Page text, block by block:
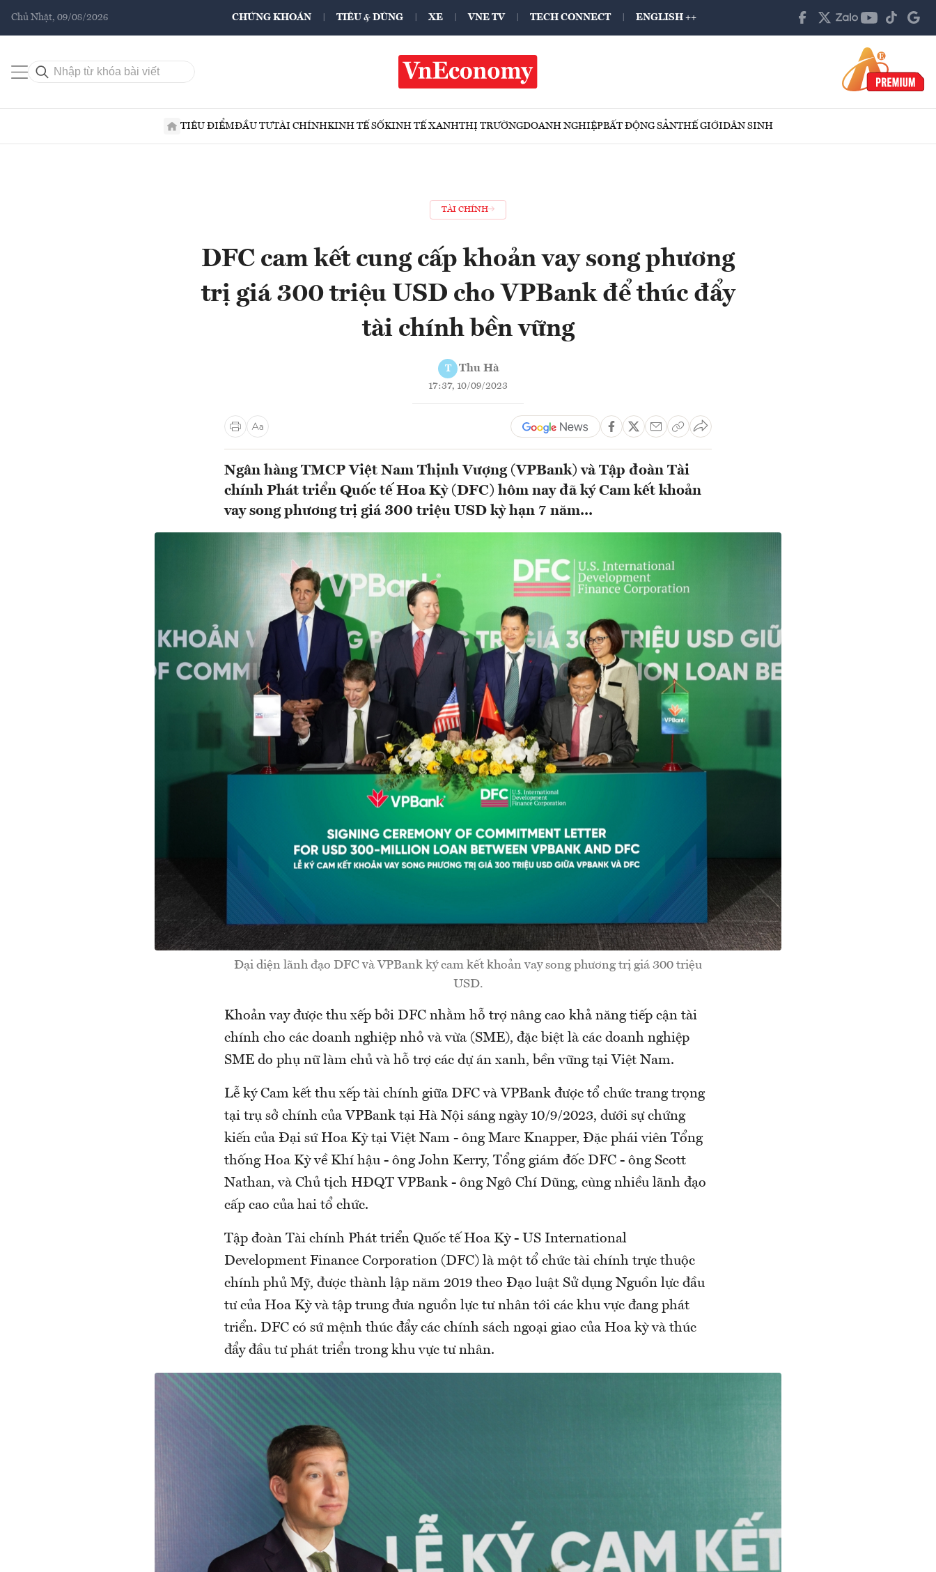
Chủ Nhật, 09/08/2026 CHỨNG KHOÁN TIÊU & DÙNG XE VNE TV TECH CONNECT ENGLISH ++
TIÊU ĐIỂMĐẦU TƯTÀI CHÍNHKINH TẾ SỐKINH TẾ XANHTHỊ TRƯỜNGDOANH NGHIỆPBẤT ĐỘNG SẢNTHẾ GIỚIDÂN SINH
TÀI CHÍNH
DFC cam kết cung cấp khoản vay song phương
trị giá 300 triệu USD cho VPBank để thúc đẩy
tài chính bền vững
T Thu Hà
17:37, 10/09/2023
Ngân hàng TMCP Việt Nam Thịnh Vượng (VPBank) và Tập đoàn Tài
chính Phát triển Quốc tế Hoa Kỳ (DFC) hôm nay đã ký Cam kết khoản
vay song phương trị giá 300 triệu USD kỳ hạn 7 năm...
Đại diện lãnh đạo DFC và VPBank ký cam kết khoản vay song phương trị giá 300 triệu
USD.
Khoản vay được thu xếp bởi DFC nhằm hỗ trợ nâng cao khả năng tiếp cận tài
chính cho các doanh nghiệp nhỏ và vừa (SME), đặc biệt là các doanh nghiệp
SME do phụ nữ làm chủ và hỗ trợ các dự án xanh, bền vững tại Việt Nam.
Lễ ký Cam kết thu xếp tài chính giữa DFC và VPBank được tổ chức trang trọng
tại trụ sở chính của VPBank tại Hà Nội sáng ngày 10/9/2023, dưới sự chứng
kiến của Đại sứ Hoa Kỳ tại Việt Nam - ông Marc Knapper, Đặc phái viên Tổng
thống Hoa Kỳ về Khí hậu - ông John Kerry, Tổng giám đốc DFC - ông Scott
Nathan, và Chủ tịch HĐQT VPBank - ông Ngô Chí Dũng, cùng nhiều lãnh đạo
cấp cao của hai tổ chức.
Tập đoàn Tài chính Phát triển Quốc tế Hoa Kỳ - US International
Development Finance Corporation (DFC) là một tổ chức tài chính trực thuộc
chính phủ Mỹ, được thành lập năm 2019 theo Đạo luật Sử dụng Nguồn lực đầu
tư của Hoa Kỳ và tập trung đưa nguồn lực tư nhân tới các khu vực đang phát
triển. DFC có sứ mệnh thúc đẩy các chính sách ngoại giao của Hoa kỳ và thúc
đẩy đầu tư phát triển trong khu vực tư nhân.